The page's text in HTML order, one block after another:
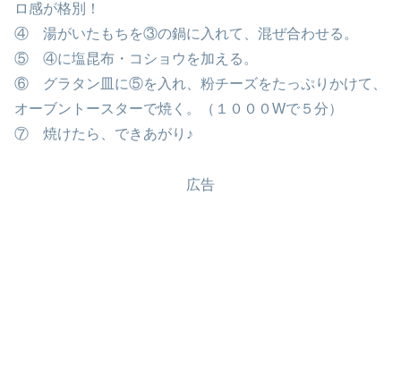
ロ感が格別！
④ 湯がいたもちを③の鍋に入れて、混ぜ合わせる。
⑤ ④に塩昆布・コショウを加える。
⑥ グラタン皿に⑤を入れ、粉チーズをたっぷりかけて、
オーブントースターで焼く。（１０００Wで５分）
⑦ 焼けたら、できあがり♪
広告